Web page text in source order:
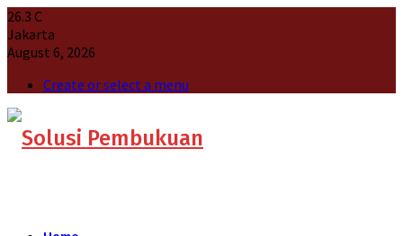
26.3 C
Jakarta
August 6, 2026
Create or select a menu